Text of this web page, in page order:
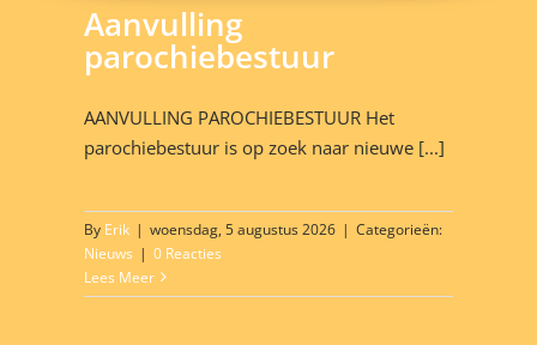
Aanvulling
parochiebestuur
AANVULLING PAROCHIEBESTUUR Het
parochiebestuur is op zoek naar nieuwe [...]
By Erik | woensdag, 5 augustus 2026 | Categorieën:
Nieuws | 0 Reacties
Lees Meer